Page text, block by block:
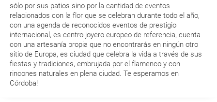
sólo por sus patios sino por la cantidad de eventos
relacionados con la flor que se celebran durante todo el año,
con una agenda de reconocidos eventos de prestigio
internacional, es centro joyero europeo de referencia, cuenta
con una artesanía propia que no encontrarás en ningún otro
sitio de Europa, es ciudad que celebra la vida a través de sus
fiestas y tradiciones, embrujada por el flamenco y con
rincones naturales en plena ciudad. Te esperamos en
Córdoba!
¿Qué caducidad debe tener mi pasaporte para ir
a...?
¿Con cuánta antelación tengo que estar en el
aeropuerto?